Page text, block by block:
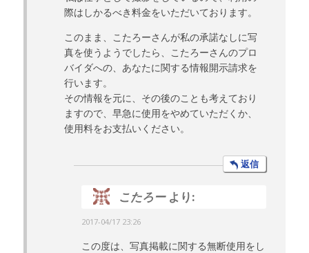
際はしかるべき料金をいただいております。
このまま、こたろーさんが私の承諾なしに写
真を使うようでしたら、こたろーさんのプロ
バイダへの、あなたに関する情報開示請求を
行います。
その情報を元に、その後のことも考えており
ますので、早急に使用をやめていただくか、
使用料をお支払いください。
返信
こたろー より:
2017-04/17 23:26
この度は、写真掲載に関する無断使用をし